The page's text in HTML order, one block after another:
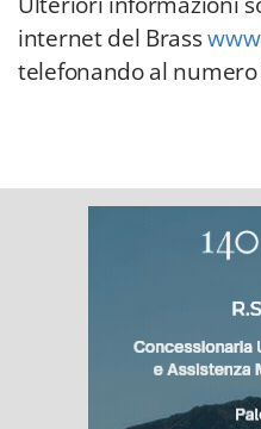
internet del Brass
telefonando al numero